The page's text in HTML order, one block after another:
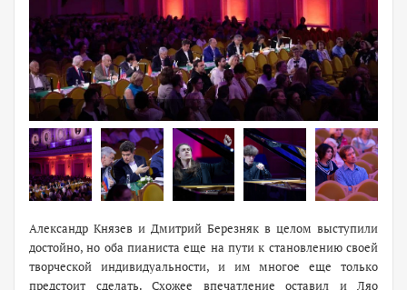
Александр Князев и Дмитрий Березняк в целом выступили
достойно, но оба пианиста еще на пути к становлению своей
творческой индивидуальности, и им многое еще только
предстоит сделать. Схожее впечатление оставил и Ляо